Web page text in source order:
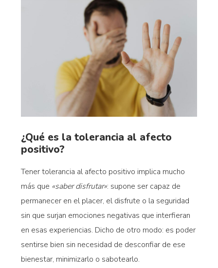
¿Qué es la tolerancia al afecto
positivo?
Tener tolerancia al afecto positivo implica mucho
más que «saber disfrutar»: supone ser capaz de
permanecer en el placer, el disfrute o la seguridad
sin que surjan emociones negativas que interfieran
en esas experiencias. Dicho de otro modo: es poder
sentirse bien sin necesidad de desconfiar de ese
bienestar, minimizarlo o sabotearlo.